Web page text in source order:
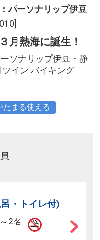
パーソナリップ伊豆
月熱海に誕生！
ソナリップ伊豆・静
ツイン バイキング
たまる使える
・トイレ付)
2名